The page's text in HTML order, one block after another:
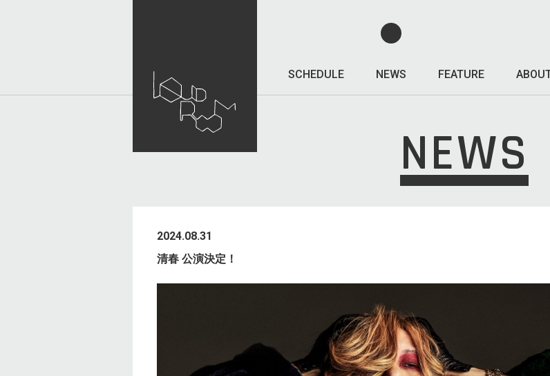
SCHEDULE NEWS FEATURE
NEWS
2024.08.31
清春 公演決定！